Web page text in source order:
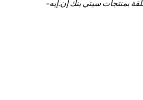
بمنتجات سيتي بنك إن.إيه-